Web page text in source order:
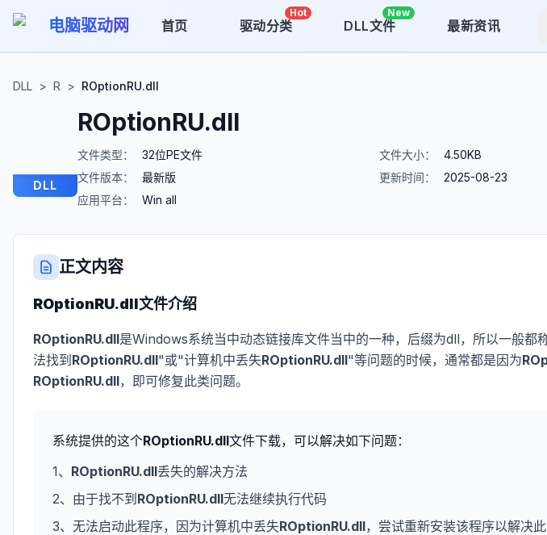
电脑驱动网 首页 驱动分类
Hot
DLL文件
New
最新资讯
DLL > R > ROptionRU.dll
DLL
ROptionRU.dll
文件类型：
32位PE文件
文件版本：
最新版
应用平台：
Win all
文件大小：
4.50KB
更新时间：
2025-08-23
正文内容
ROptionRU.dll文件介绍
ROptionRU.dll是Windows系统当中动态链接库文件当中的一种，后缀为dll，所以一般都
法找到 ROptionRU.dll"或"计算机中丢失ROptionRU.dll"等问题的时候，通常都是因为
ROptionRU.dll，即可修复此类问题。
系统提供的这个ROptionRU.dll文件下载，可以解决如下问题：
1、 ROptionRU.dll丢失的解决方法
2、由于找不到 ROptionRU.dll无法继续执行代码
3、无法启动此程序，因为计算机中丢失ROptionRU.dll，尝试重新安装该程序以解决此